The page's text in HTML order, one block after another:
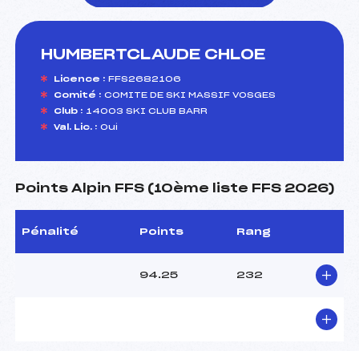
HUMBERTCLAUDE CHLOE
Licence : FFS2682106
Comité : COMITE DE SKI MASSIF VOSGES
Club : 14003 SKI CLUB BARR
Val. Lic. : Oui
Points Alpin FFS (10ème liste FFS 2026)
Pénalité Points Rang
94.25 232